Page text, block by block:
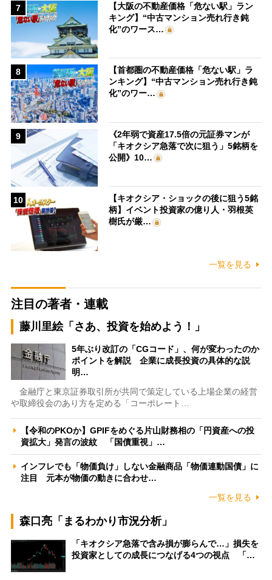
7
【大阪の不動産価格「危ない駅」ラン
キング】“中古マンション売れ行き鈍
化”のワース…
8
【首都圏の不動産価格「危ない駅」ラ
ンキング】“中古マンション売れ行き鈍
化”のワー…
9
《2年弱で資産17.5倍の元証券マンが
「キオクシア急落で次に狙う」5銘柄を
公開》10…
10
【キオクシア・ショックの後に狙う5銘
柄】イベント投資家の億り人・羽根英
樹氏が厳…
一覧を見る
注目の著者・連載
藤川里絵「さあ、投資を始めよう！」
5年ぶり改訂の「CGコード」、何が変わったのか
ポイントを解説 企業に成長投資の具体的な説
明…
金融庁と東京証券取引所が共同で策定している上場企業の経営
や取締役会のあり方を定める「コーポレート…
【令和のPKOか】GPIFをめぐる片山財務相の「円資産への投
資拡大」発言の波紋 「国債重視」…
インフレでも「物価負け」しない金融商品「物価連動国債」に
注目 元本が物価の動きに合わせ…
一覧を見る
森口亮「まるわかり市況分析」
「キオクシア急落で含み損が膨らんで…」損失を
投資家としての成長につなげる4つの視点 「…